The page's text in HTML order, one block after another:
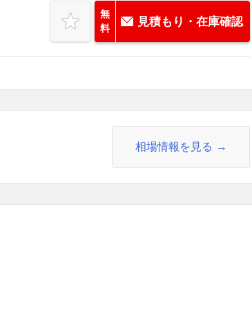
無
料
見積もり・在庫確認
相場情報を見る